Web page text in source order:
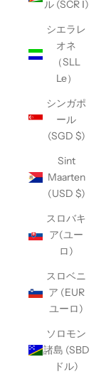
ル (SCR Ȉ)
シエラレ
オネ
（SLL
Le）
シンガポ
ール
(SGD $)
Sint
Maarten
(USD $)
スロバキ
ア(ユー
ロ)
スロベニ
ア (EUR
ユーロ)
ソロモン
諸島 (SBD
ドル)